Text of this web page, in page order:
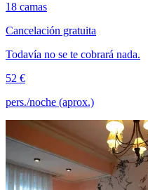
18 camas
Cancelación gratuita
Todavía no se te cobrará nada.
52 €
pers./noche (aprox.)